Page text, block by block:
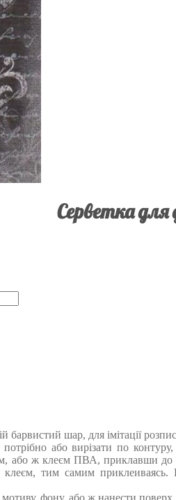
Серветка для
барвистий шар, для імітації
або вирізати по
або ж клеєм ПВА, приклавши до
тим самим
фону, або ж нанести поверх